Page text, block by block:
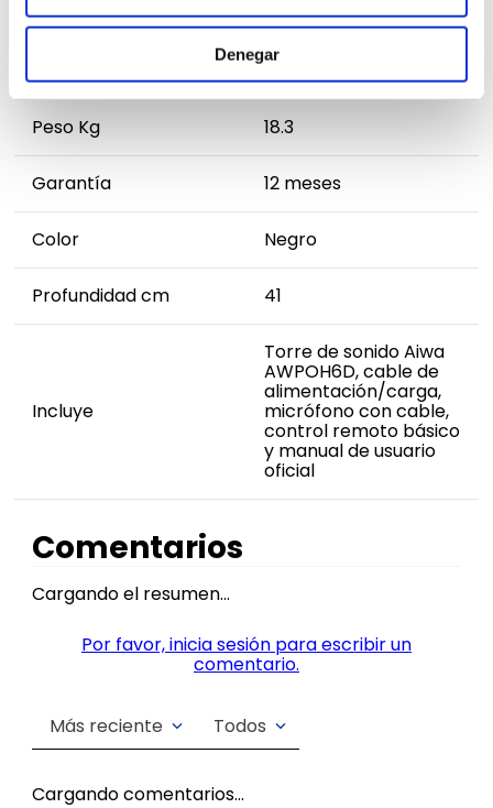
Denegar
Alto cm 97
Peso Kg 18.3
Garantía 12 meses
Color Negro
Profundidad cm 41
Incluye
Torre de sonido Aiwa
AWPOH6D, cable de
alimentación/carga,
micrófono con cable,
control remoto básico
y manual de usuario
oficial
Comentarios
Cargando el resumen…
Por favor, inicia sesión para escribir un
comentario.
Más reciente Todos
Cargando comentarios…